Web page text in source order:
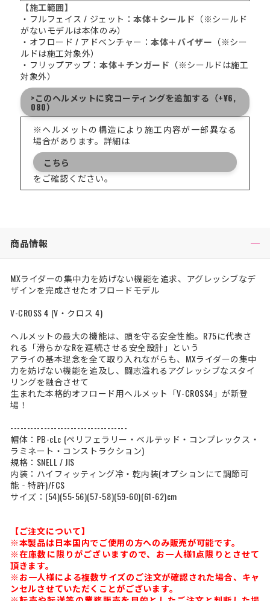
【施工範囲】
・フルフェイス / ジェット：本体＋シールド （※シールド
がないモデルは本体のみ）
・オフロード / アドベンチャー：本体＋バイザー （※シー
ルドは施工対象外）
・フリップアップ： 本体＋チンガード （※シールドは施工
対象外）
>このヘルメットに究コーティングを追加する（+¥6,
080）
※ヘルメットの構造により施工内容が一部異なる
場合があります。詳細は
こちら
をご確認ください。
商品情報
MXライダーの集中力を妨げない機能を追求、アグレッシブなデ
ザインを完成させたオフロードモデル
V-CROSS 4 (V・クロス 4)
ヘルメットの最大の機能は、頭を守る安全性能。R75に代表さ
れる「滑らかなRを連続させる安全設計」という
アライの基本理念を全て取り入れながらも、MXライダーの集中
力を妨げない機能を追及し、闘志溢れるアグレッシブなスタイ
リングを融合させて
生まれた本格的オフロード用ヘルメット「V-CROSS4」が新登
場！
-----------------------------------
帽体：PB-cLc (ペリフェラリー・ベルテッド・コンプレックス・
ラミネート・コンストラクション)
規格：SNELL / JIS
内装：ハイフィッティング冷・乾内装(オプションにて調節可
能‐特許)/FCS
サイズ：(54)(55-56)(57-58)(59-60)(61-62)cm
【ご注文について】
※本製品は日本国内でご使用の方へのみ販売が可能です。
※在庫数に限りがございますので、お一人様1点限りとさせて
頂きます。
※お一人様による複数サイズのご注文が確認された場合、キャ
ンセルさせていただくことがございます。